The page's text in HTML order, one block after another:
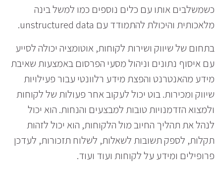
כשמשלבים אותו עם כלים נוספים כמו למשל בינה
מלאכותית והיכולת להתמודד עם unstructured data.
בתחום של שיווק ושירות לקוחות, אוטומציה יכולה לסייע
עם איסוף נתונים וניהול מסעי הפרסום באמצעות שאיבת
מידע מהאנטרנט והפצת מידע רלוונטי עבור פעילויות
שיווק ומכירות. בוט יכול לעקוב אחר פעולות של לקוחות
ולמצוא הזדמנויות טובות למבצעים והנחות. הוא יכול
לנהל את תהליך החיוב מול הלקוחות, הוא יכול לזהות
תקלות, לספק תשובות לשאלות, לשלוח תזכורות, לעדכן
פרופילים ומידע על לקוחות ועוד ועוד.